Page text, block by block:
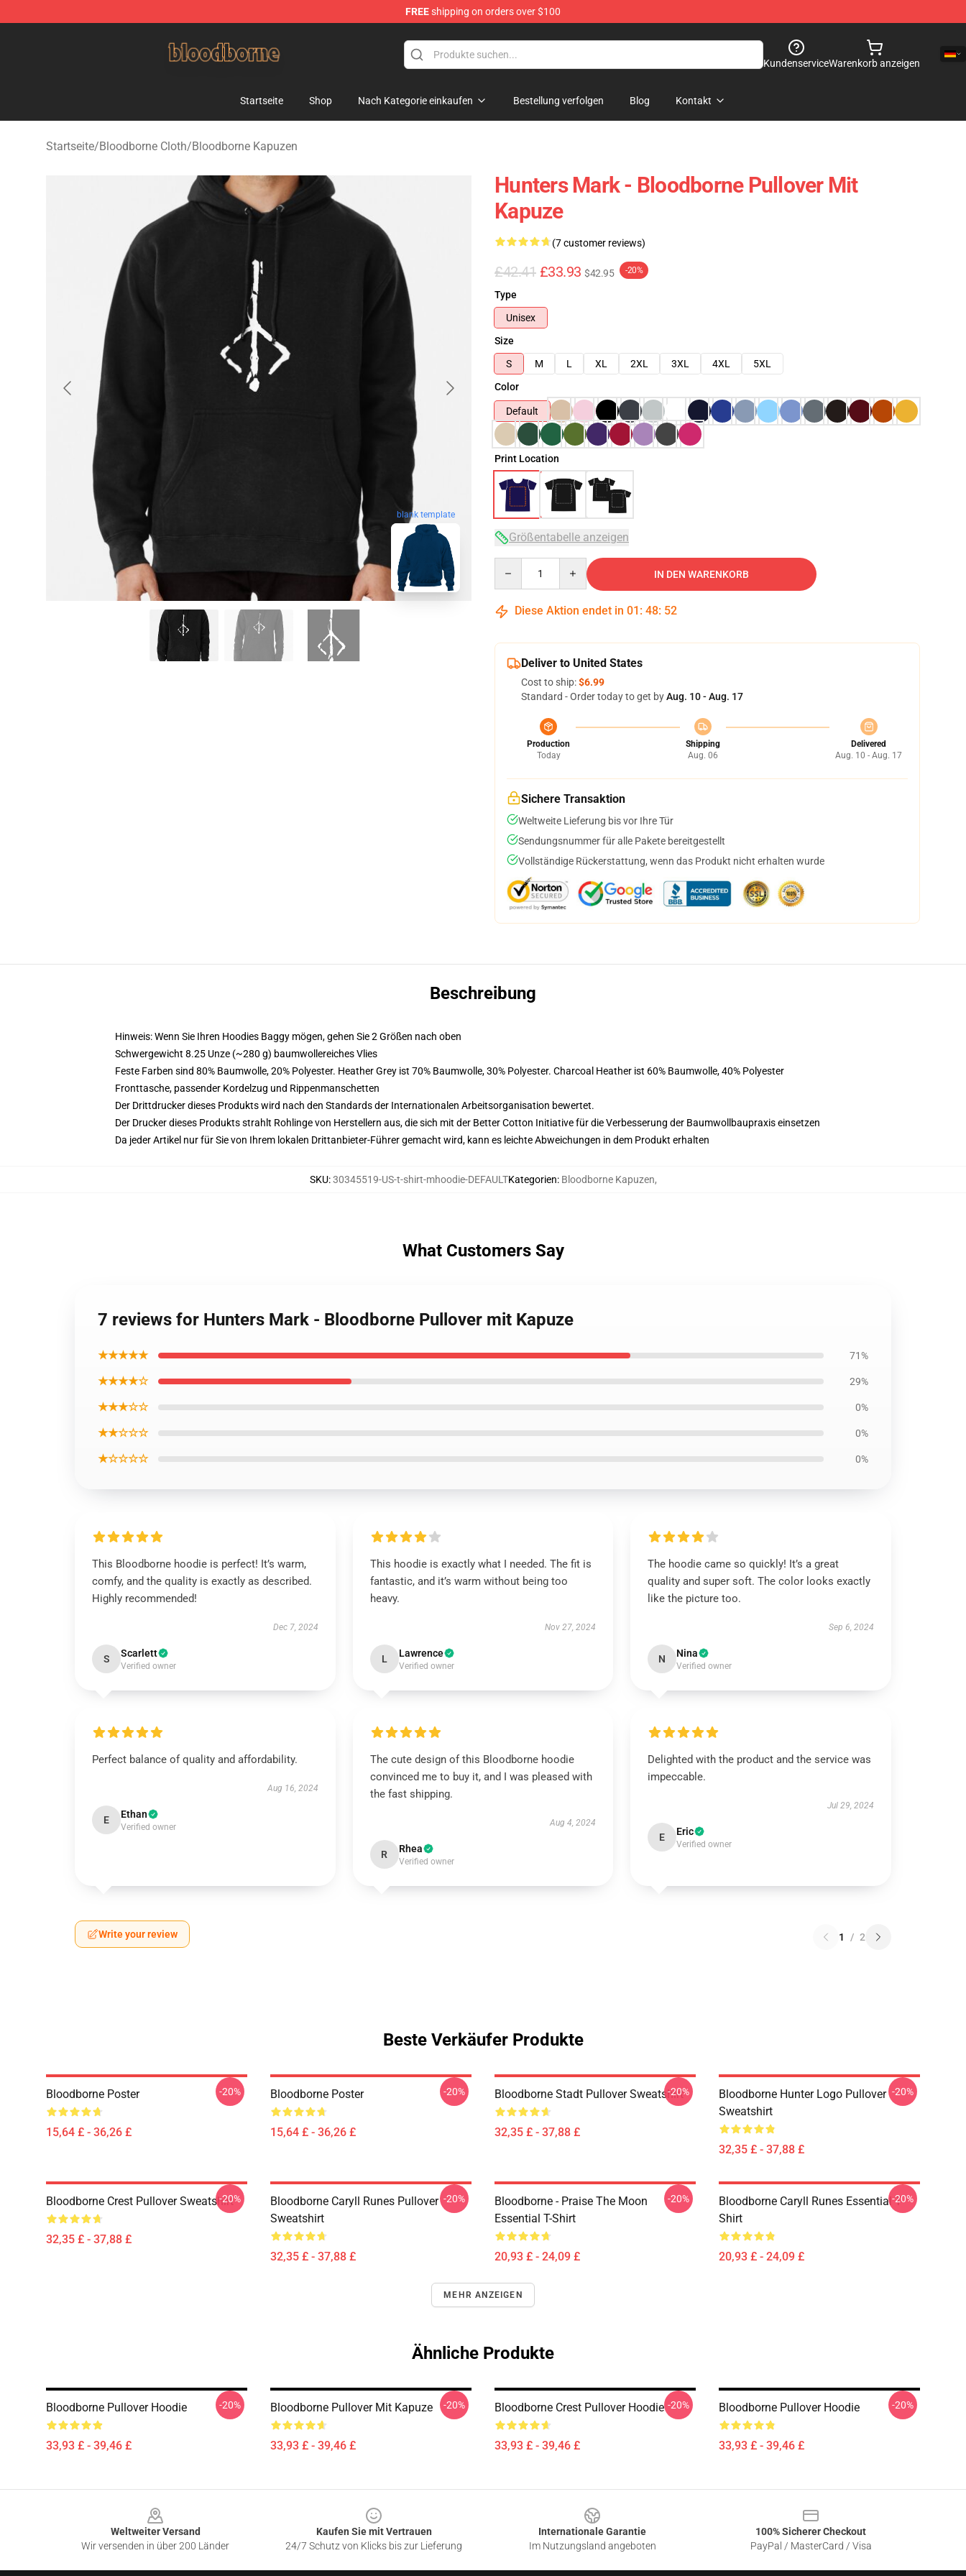
FREEshipping on orders over $100
KundenserviceWarenkorb anzeigen
Startseite Shop Nach Kategorie einkaufen Bestellung verfolgen Blog Kontakt
Startseite/Bloodborne Cloth/Bloodborne Kapuzen
blank template
Hunters Mark - Bloodborne Pullover Mit
Kapuze
(7 customer reviews)
£42.41 £33.93 $42.95 -20%
Type
Unisex
Size
S
M L XL 2XL 3XL 4XL
5XL
Color
Default
Print Location
Größentabelle anzeigen
IN DEN WARENKORB
Diese Aktion endet in 01 : 48: 51
Deliver to United States
Cost to ship:$6.99
Standard - Order today to get byAug. 10 - Aug. 17
Production
Today
Shipping
Aug. 06
Delivered
Aug. 10 - Aug. 17
Sichere Transaktion
Weltweite Lieferung bis vor Ihre Tür
Sendungsnummer für alle Pakete bereitgestellt
Vollständige Rückerstattung, wenn das Produkt nicht erhalten wurde
Beschreibung
Hinweis: Wenn Sie Ihren Hoodies Baggy mögen, gehen Sie 2 Größen nach oben
Schwergewicht 8.25 Unze (~280 g) baumwollereiches Vlies
Feste Farben sind 80% Baumwolle, 20% Polyester. Heather Grey ist 70% Baumwolle, 30% Polyester. Charcoal Heather ist 60% Baumwolle, 40% Polyester
Fronttasche, passender Kordelzug und Rippenmanschetten
Der Drittdrucker dieses Produkts wird nach den Standards der Internationalen Arbeitsorganisation bewertet.
Der Drucker dieses Produkts strahlt Rohlinge von Herstellern aus, die sich mit der Better Cotton Initiative für die Verbesserung der Baumwollbaupraxis einsetzen
Da jeder Artikel nur für Sie von Ihrem lokalen Drittanbieter-Führer gemacht wird, kann es leichte Abweichungen in dem Produkt erhalten
SKU:30345519-US-t-shirt-mhoodie-DEFAULTKategorien: Bloodborne Kapuzen,
What Customers Say
7 reviews for Hunters Mark - Bloodborne Pullover mit Kapuze
★★★★★ 71%
★★★★☆ 29%
★★★☆☆ 0%
★★☆☆☆ 0%
★☆☆☆☆ 0%
This Bloodborne hoodie is perfect! It’s warm,
comfy, and the quality is exactly as described.
Highly recommended!
Dec 7, 2024
S Scarlett
Verified owner
This hoodie is exactly what I needed. The fit is
fantastic, and it’s warm without being too
heavy.
Nov 27, 2024
L Lawrence
Verified owner
The hoodie came so quickly! It’s a great
quality and super soft. The color looks exactly
like the picture too.
Sep 6, 2024
N Nina
Verified owner
Perfect balance of quality and affordability.
Aug 16, 2024
E Ethan
Verified owner
The cute design of this Bloodborne hoodie
convinced me to buy it, and I was pleased with
the fast shipping.
Aug 4, 2024
R Rhea
Verified owner
Delighted with the product and the service was
impeccable.
Jul 29, 2024
E Eric
Verified owner
Write your review 1 / 2
Beste Verkäufer Produkte
Bloodborne Poster
15,64 £ - 36,26 £
-20% Bloodborne Poster
15,64 £ - 36,26 £
-20% Bloodborne Stadt Pullover Sweatshirt
32,35 £ - 37,88 £
-20%
Bloodborne Hunter Logo Pullover
Sweatshirt
32,35 £ - 37,88 £
-20%
Bloodborne Crest Pullover Sweatshirt
32,35 £ - 37,88 £
-20%
Bloodborne Caryll Runes Pullover
Sweatshirt
32,35 £ - 37,88 £
-20%
Bloodborne - Praise The Moon
Essential T-Shirt
20,93 £ - 24,09 £
-20%
Bloodborne Caryll Runes Essential T-
Shirt
20,93 £ - 24,09 £
-20%
MEHR ANZEIGEN
Ähnliche Produkte
Bloodborne Pullover Hoodie
33,93 £ - 39,46 £
-20% Bloodborne Pullover Mit Kapuze
33,93 £ - 39,46 £
-20% Bloodborne Crest Pullover Hoodie
33,93 £ - 39,46 £
-20% Bloodborne Pullover Hoodie
33,93 £ - 39,46 £
-20%
Weltweiter Versand
Wir versenden in über 200 Länder
Kaufen Sie mit Vertrauen
24/7 Schutz von Klicks bis zur Lieferung
Internationale Garantie
Im Nutzungsland angeboten
100% Sicherer Checkout
PayPal / MasterCard / Visa